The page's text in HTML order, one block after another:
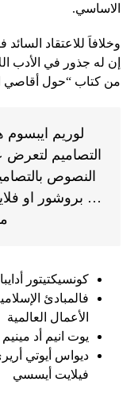
الاساسي.
وخلافاَ للاعتقاد
إن له جذور في الأدب
من كتاب “حول أقاصي
لوريم
التصاميم
النصوص
… بروشور او
كونسيكتيتور
فالمبادئ
الأعمال العالمية
يوت انيم أد
ديواس أيوتي
فيلايت أيسسي